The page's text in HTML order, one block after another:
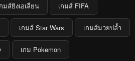
มส์ยิงเอเลี่ยน เกมส์ FIFA
เกมส์ Star Wars เกมส์มวยปล้ำ
เกม Pokemon